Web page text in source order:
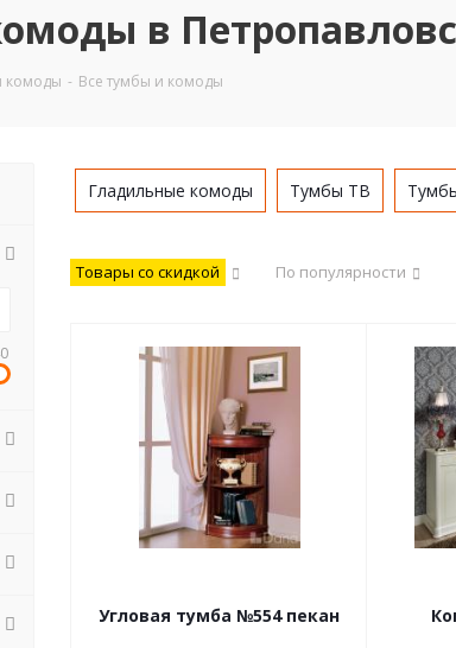
в
комоды - Все тумбы и комоды
Гладильные комоды Тумбы ТВ
Товары со скидкой По популярности
Угловая тумба №554 пекан